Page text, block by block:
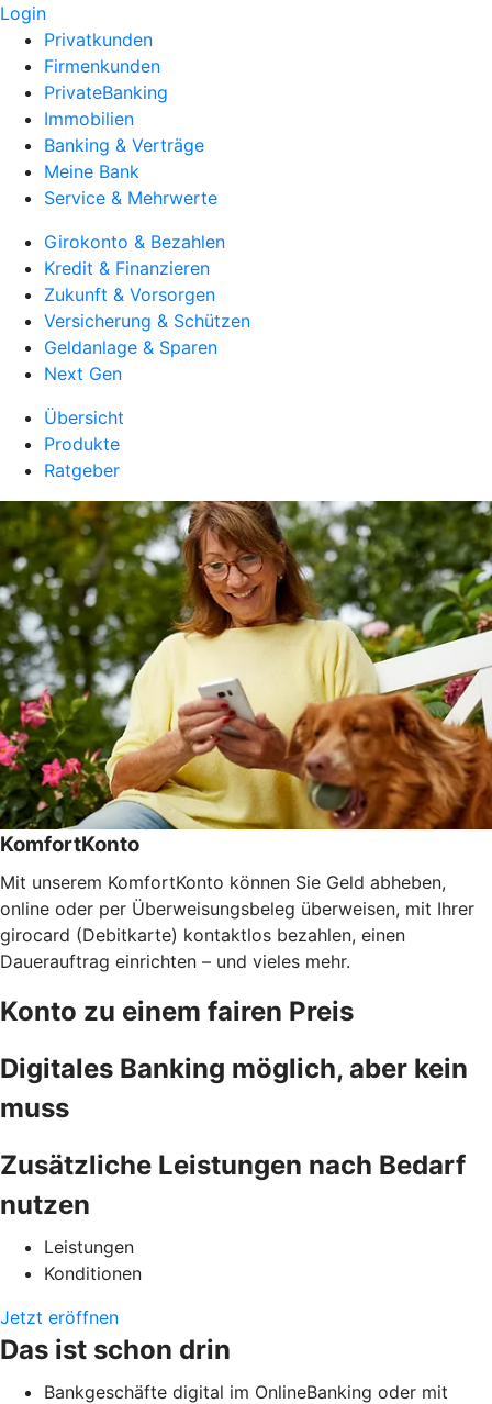
Login
Privatkunden
Firmenkunden
PrivateBanking
Immobilien
Banking & Verträge
Meine Bank
Service & Mehrwerte
Girokonto & Bezahlen
Kredit & Finanzieren
Zukunft & Vorsorgen
Versicherung & Schützen
Geldanlage & Sparen
Next Gen
Übersicht
Produkte
Ratgeber
KomfortKonto
Mit unserem KomfortKonto können Sie Geld abheben,
online oder per Überweisungsbeleg überweisen, mit Ihrer
girocard (Debitkarte) kontaktlos bezahlen, einen
Dauerauftrag einrichten – und vieles mehr.
Konto zu einem fairen Preis
Digitales Banking möglich, aber kein
muss
Zusätzliche Leistungen nach Bedarf
nutzen
Leistungen
Konditionen
Jetzt eröffnen
Das ist schon drin
Bankgeschäfte digital im OnlineBanking oder mit